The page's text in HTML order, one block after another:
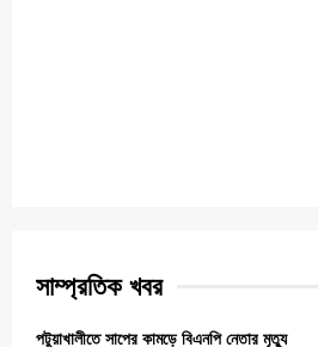
সাম্প্রতিক খবর
পটুয়াখালীতে সাপের কামড়ে বিএনপি নেতার মৃত্যু